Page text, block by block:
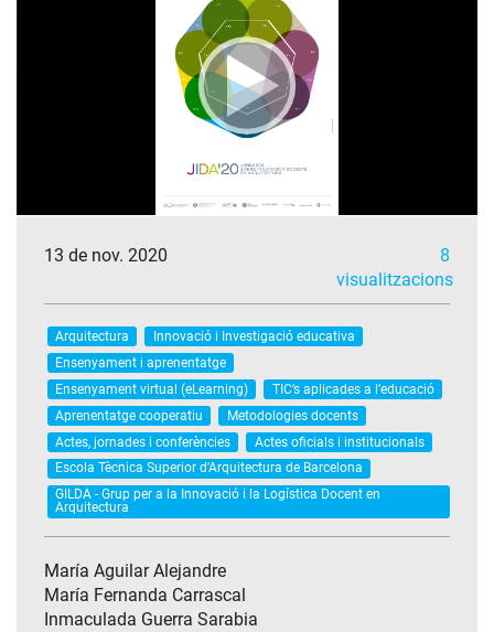
13 de nov. 2020
8
visualitzacions
Arquitectura
Innovació i Investigació educativa
Ensenyament i aprenentatge
Ensenyament virtual (eLearning)
TIC’s aplicades a l’educació
Aprenentatge cooperatiu
Metodologies docents
Actes, jornades i conferències
Actes oficials i institucionals
Escola Tècnica Superior d'Arquitectura de Barcelona
GILDA - Grup per a la Innovació i la Logística Docent en
Arquitectura
María Aguilar Alejandre
María Fernanda Carrascal
Inmaculada Guerra Sarabia